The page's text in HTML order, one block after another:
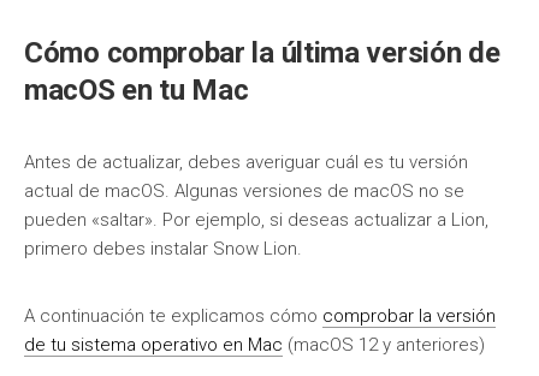
Cómo comprobar la última versión de
macOS en tu Mac
Antes de actualizar, debes averiguar cuál es tu versión
actual de macOS. Algunas versiones de macOS no se
pueden «saltar». Por ejemplo, si deseas actualizar a Lion,
primero debes instalar Snow Lion.
A continuación te explicamos cómo comprobar la versión
de tu sistema operativo en Mac (macOS 12 y anteriores)